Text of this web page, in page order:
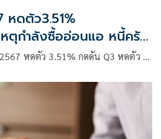
หดตัว3.51%
หตุกำลังซื้ออ่อนแอ หนี้ครัว
หดตัว 3.51% กดดัน Q3 หดตัว …